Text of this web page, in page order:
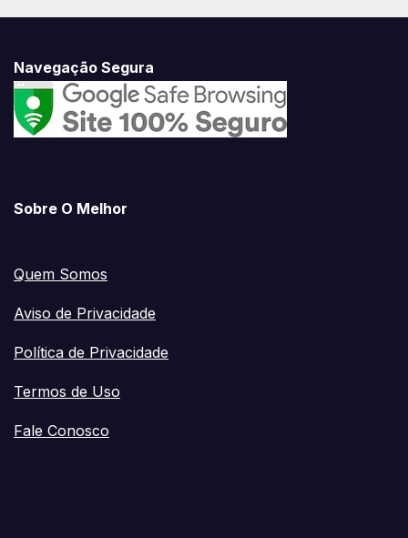
Navegação Segura
Sobre O Melhor
Quem Somos
Aviso de Privacidade
Política de Privacidade
Termos de Uso
Fale Conosco